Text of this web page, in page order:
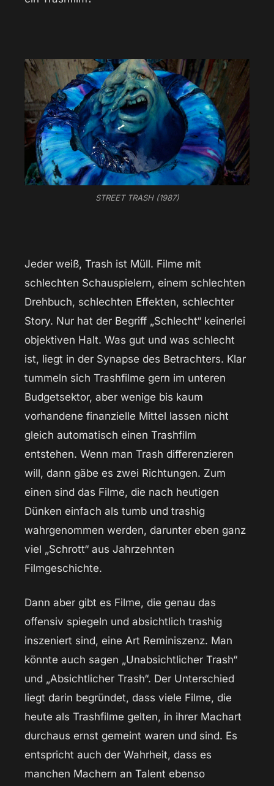
STREET TRASH (1987)
Jeder weiß, Trash ist Müll. Filme mit
schlechten Schauspielern, einem schlechten
Drehbuch, schlechten Effekten, schlechter
Story. Nur hat der Begriff „Schlecht“ keinerlei
objektiven Halt. Was gut und was schlecht
ist, liegt in der Synapse des Betrachters. Klar
tummeln sich Trashfilme gern im unteren
Budgetsektor, aber wenige bis kaum
vorhandene finanzielle Mittel lassen nicht
gleich automatisch einen Trashfilm
entstehen. Wenn man Trash differenzieren
will, dann gäbe es zwei Richtungen. Zum
einen sind das Filme, die nach heutigen
Dünken einfach als tumb und trashig
wahrgenommen werden, darunter eben ganz
viel „Schrott“ aus Jahrzehnten
Filmgeschichte.
Dann aber gibt es Filme, die genau das
offensiv spiegeln und absichtlich trashig
inszeniert sind, eine Art Reminiszenz. Man
könnte auch sagen „Unabsichtlicher Trash“
und „Absichtlicher Trash“. Der Unterschied
liegt darin begründet, dass viele Filme, die
heute als Trashfilme gelten, in ihrer Machart
durchaus ernst gemeint waren und sind. Es
entspricht auch der Wahrheit, dass es
manchen Machern an Talent ebenso